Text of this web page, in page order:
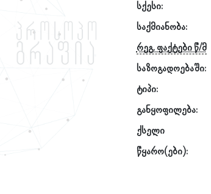
სქესი:
საქმიანობა:
რეგ. ფაქტები წ/მ
საზოგადოებაში:
ტიპი:
განყოფილება:
ქსელი
წყარო(ები):